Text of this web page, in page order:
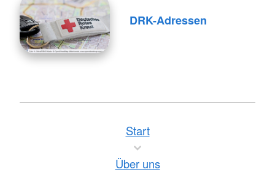
DRK-Adressen
Start
Über uns